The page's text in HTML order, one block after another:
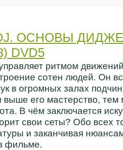
ОСНОВЫ
DVD5
ритмом
сотен людей. Он
в огромных залах
выше его мастерство, тем
В чём заключается
свои сеты? Обо всех
и заканчивая
фильме.